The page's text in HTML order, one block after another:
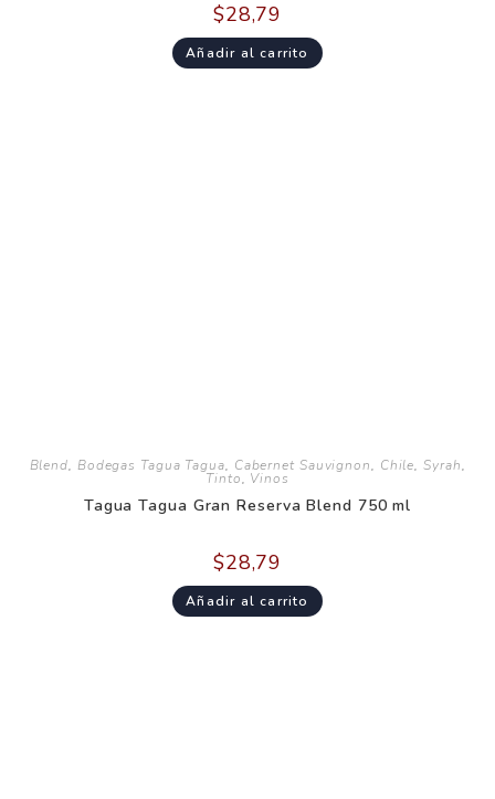
$28,79
Añadir al carrito
Blend, Bodegas Tagua Tagua, Cabernet Sauvignon, Chile,Syrah,
Tinto, Vinos
Tagua Tagua Gran Reserva Blend 750 ml
$28,79
Añadir al carrito